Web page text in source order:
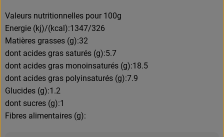
Valeurs nutritionnelles pour 100g
Energie (kj)/(kcal):1347/326
Matières grasses (g):32
dont acides gras saturés (g):5.7
dont acides gras monoinsaturés (g):18.5
dont acides gras polyinsaturés (g):7.9
Glucides (g):1.2
dont sucres (g):1
Fibres alimentaires (g):